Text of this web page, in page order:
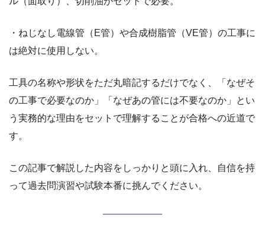
・ねじなし電線管（E管）や合成樹脂管（VE管）の工事に
は絶対に使用しない。
工具の名称や形状をただ丸暗記するだけでなく、「なぜそ
の工事で必要なのか」「なぜあの管には不要なのか」とい
う実務的な理由をセットで理解することが合格への近道で
す。
この記事で解説した内容をしっかりと頭に入れ、自信を持
って過去問演習や試験本番に挑んでください。